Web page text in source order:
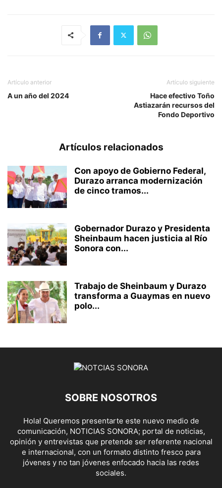
Artículo anterior
A un año del 2024
Artículo siguiente
Hace efectivo Toño
Astiazarán recursos del
Fondo Deportivo
Artículos relacionados
Con apoyo de Gobierno Federal,
Durazo arranca modernización
de cinco tramos...
Gobernador Durazo y Presidenta
Sheinbaum hacen justicia al Río
Sonora con...
Trabajo de Sheinbaum y Durazo
transforma a Guaymas en nuevo
polo...
SOBRE NOSOTROS
Hola! Queremos presentarte este nuevo medio de
comunicación, NOTICIAS SONORA; portal de noticias,
opinión y entrevistas que pretende ser referente nacional
e internacional, con un formato distinto fresco para
jóvenes y no tan jóvenes enfocado hacia las redes
sociales.